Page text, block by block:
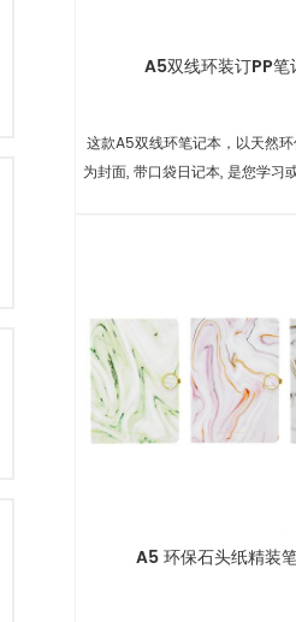
A5双线环装订PP笔
这款A5双线环笔记本，以天然
为封面, 带口袋日记本, 是您学习
A5 环保石头纸精装